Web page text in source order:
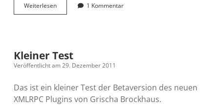
WeiterlesenBlogsy
unterstützt
1 Kommentar
Kleiner Test
Veröffentlicht am 29. Dezember 2011
Das ist ein kleiner Test der Betaversion des neuen
XMLRPC Plugins von Grischa Brockhaus.